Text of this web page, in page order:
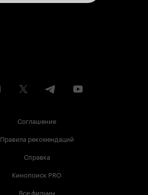
Соглашение
Правила рекомендаций
Справка
Кинопоиск PRO
Все фильмы